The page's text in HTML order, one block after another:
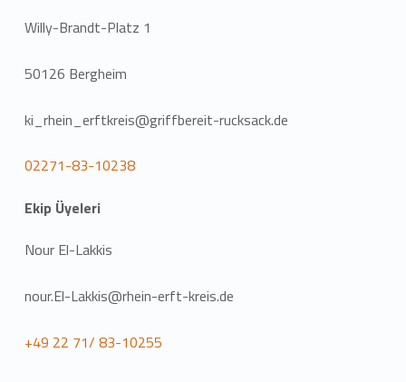
Willy-Brandt-Platz 1
50126 Bergheim
ki_rhein_erftkreis@griffbereit-rucksack.de
02271-83-10238
Ekip Üyeleri
Nour El-Lakkis
nour.El-Lakkis@rhein-erft-kreis.de
+49 22 71/ 83-10255